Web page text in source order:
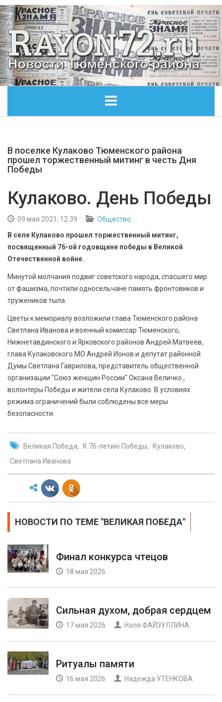
ОБЩЕСТВО
КУЛЬТУРА
СПОРТ
АРХИВ PDF
В поселке Кулаково Тюменского района
прошел торжественный митинг в честь Дня
Победы
Кулаково. День Победы
09 мая 2021, 12:39
Общество
В селе Кулаково прошел торжественный митинг,
посвященный 76-ой годовщине победы в Великой
Отечественной войне.
Минутой молчания подвиг советского народа, спасшего мир
от фашизма, почтили односельчане память фронтовиков и
тружеников тыла.
Цветы к мемориалу возложили глава Тюменского района
Светлана Иванова и военный комиссар Тюменского,
Нижнетавдинского и Ярковского районов Андрей Матвеев,
глава Кулаковского МО Андрей Ионов и депутат районной
Думы Светлана Гаврилова, представитель общественной
организации "Союз женщин России" Оксана Величко ,
волонтеры Победы и жители села Кулаково. В условиях
режима ограничений были соблюдены все меры
безопасности.
Великая Победа К 76-летию Победы
Кулаково
Светлана Иванова
НОВОСТИ ПО ТЕМЕ "ВЕЛИКАЯ ПОБЕДА"
Финал конкурса чтецов
18 мая 2026
Сильная духом, добрая сердцем
17 мая 2026 Нэля ФАЙЗУЛЛИНА
Ритуалы памяти
16 мая 2026 Надежда УТЕНКОВА